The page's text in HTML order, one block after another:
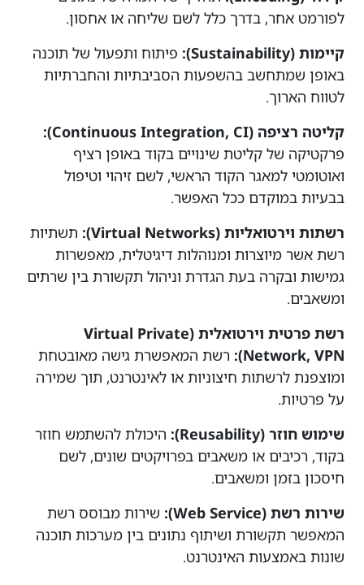
לפורמט אחר, בדרך כלל לשם שליחה או אחסון.
קיימות (Sustainability):
פיתוח ותפעול של תוכנה
באופן שמתחשב בהשפעות הסביבתיות והחברתיות
לטווח הארוך.
קליטה רציפה (Continuous Integration, CI):
פרקטיקה של קליטת שינויים בקוד באופן רציף
ואוטומטי למאגר הקוד הראשי, לשם זיהוי וטיפול
בבעיות במוקדם ככל האפשר.
רשתות וירטואליות (Virtual Networks):
תשתיות
רשת אשר מיוצרות ומנוהלות דיגיטלית, מאפשרות
גמישות ובקרה בעת הגדרת וניהול תקשורת בין שרתים
ומשאבים.
רשת פרטית וירטואלית (Virtual Private
Network, VPN):
רשת המאפשרת גישה מאובטחת
ומוצפנת לרשתות חיצוניות או לאינטרנט, תוך שמירה
על פרטיות.
שימוש חוזר (Reusability):
היכולת להשתמש חוזר
בקוד, רכיבים או משאבים בפרויקטים שונים, לשם
חיסכון בזמן ומשאבים.
שירות רשת (Web Service):
שירות מבוסס רשת
המאפשר תקשורת ושיתוף נתונים בין מערכות תוכנה
שונות באמצעות האינטרנט.